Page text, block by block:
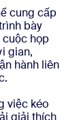
cung cấp
bày
cuộc họp
gian,
hành liên
việc kéo
giải thích